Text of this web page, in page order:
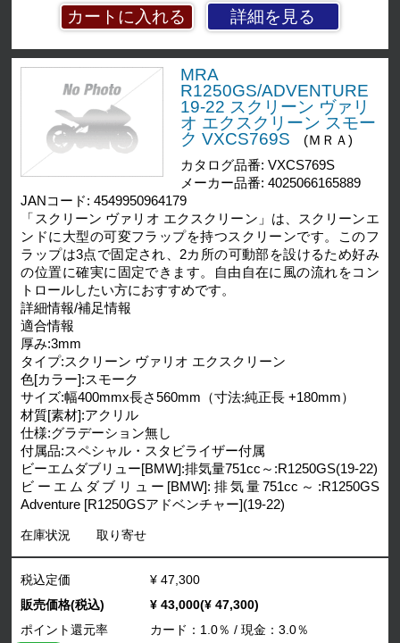
詳細を見る
MRA
R1250GS/ADVENTURE
19-22 スクリーン ヴァリ
オ エクスクリーン スモー
ク VXCS769S
(ＭＲＡ)
カタログ品番: VXCS769S
メーカー品番: 4025066165889
JANコード: 4549950964179
「スクリーン ヴァリオ エクスクリーン」は、スクリーンエ
ンドに大型の可変フラップを持つスクリーンです。このフ
ラップは3点で固定され、2カ所の可動部を設けるため好み
の位置に確実に固定できます。自由自在に風の流れをコン
トロールしたい方におすすめです。
詳細情報/補足情報
適合情報
厚み:3mm
タイプ:スクリーン ヴァリオ エクスクリーン
色[カラー]:スモーク
サイズ:幅400mmx長さ560mm（寸法:純正長 +180mm）
材質[素材]:アクリル
仕様:グラデーション無し
付属品:スペシャル・スタビライザー付属
ビーエムダブリュー[BMW]:排気量751cc～:R1250GS(19-22)
ビーエムダブリュー[BMW]:排気量751cc～:R1250GS
Adventure [R1250GSアドベンチャー](19-22)
在庫状況 取り寄せ
税込定価
¥ 47,300
販売価格(税込)
¥ 43,000(¥ 47,300)
ポイント還元率
カード：1.0％ / 現金：3.0％